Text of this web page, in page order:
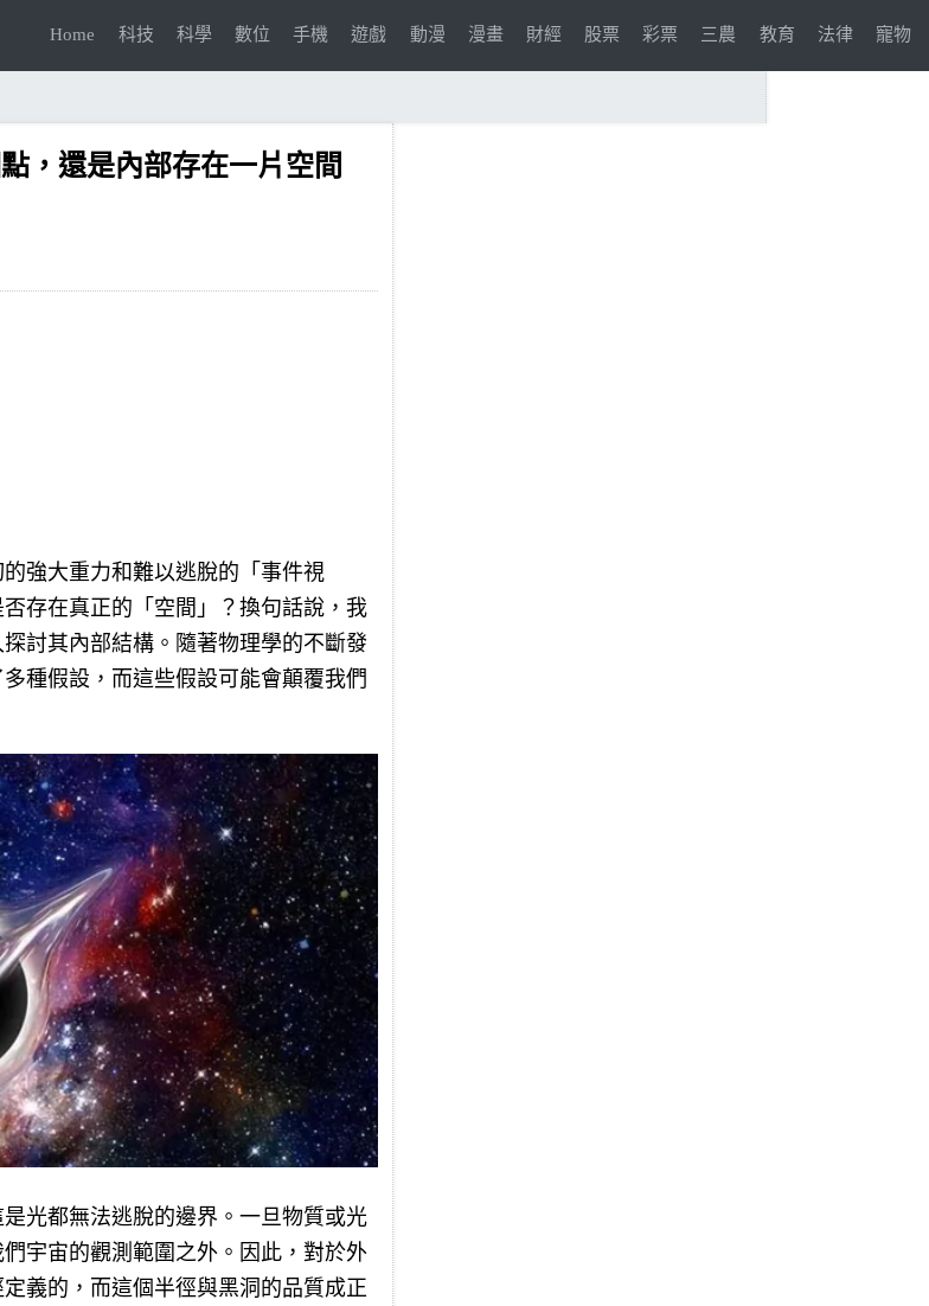
Home 科技 科學 數位 手機 遊戲 動漫 漫畫 財經 股票 彩票 三農 教育 法律 寵物
，還是內部存在一片空間
強大重力和難以逃脫的「事件視
存在真正的「空間」？換句話說，我
討其內部結構。隨著物理學的不斷發
種假設，而這些假設可能會顛覆我們
光都無法逃脫的邊界。一旦物質或光
宇宙的觀測範圍之外。因此，對於外
義的，而這個半徑與黑洞的品質成正